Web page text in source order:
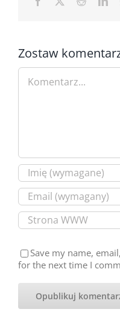
Zostaw
Comment
Save my name,
for the next time I